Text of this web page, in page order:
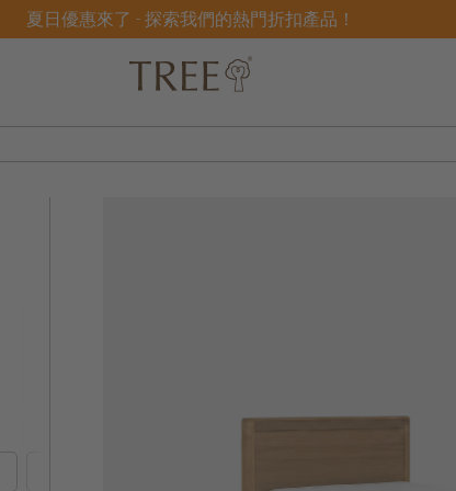
夏日優惠來了 - 探索我們的熱門折扣產品！